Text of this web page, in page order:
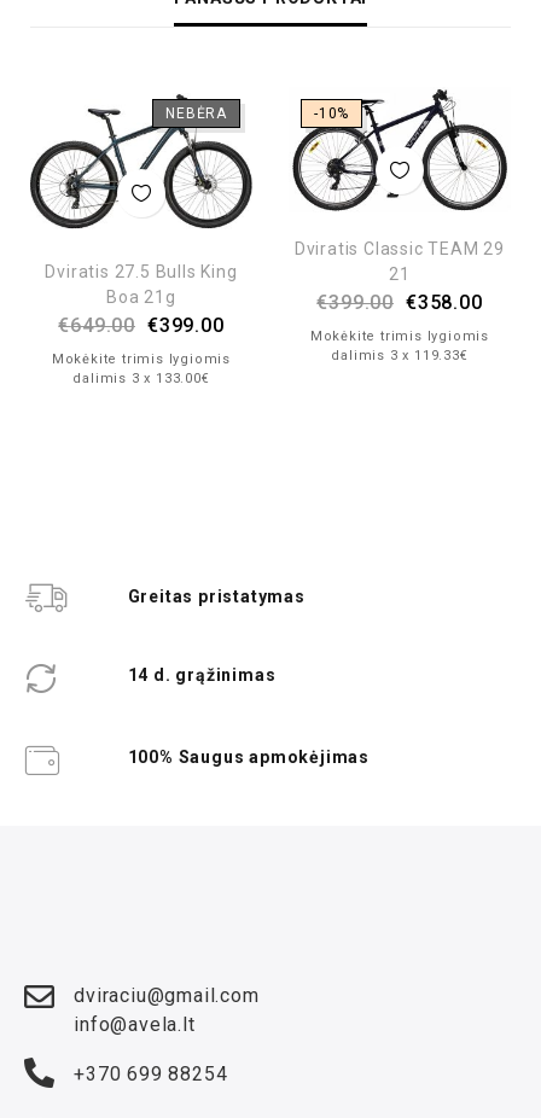
NEBĖRA
Dviratis 27.5 Bulls King
Boa 21g
€649.00 €399.00
Mokėkite trimis lygiomis
dalimis 3 x 133.00€
-10%
Dviratis Classic TEAM 29
21
€399.00 €358.00
Mokėkite trimis lygiomis
dalimis 3 x 119.33€
Greitas pristatymas
14 d. grąžinimas
100% Saugus apmokėjimas
dviraciu@gmail.com
info@avela.lt
+370 699 88254